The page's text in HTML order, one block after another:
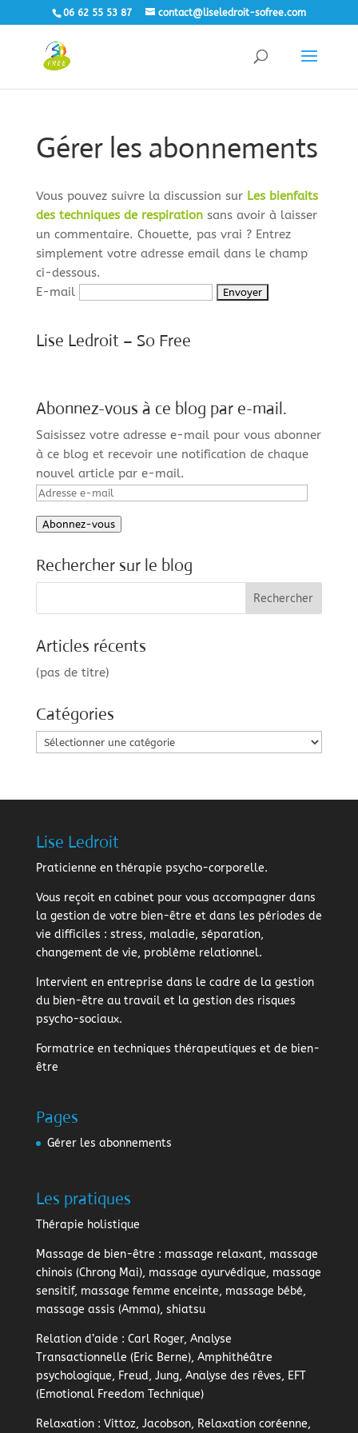
06 62 55 53 87 contact@liseledroit-sofree.com
Gérer les abonnements
Vous pouvez suivre la discussion sur Les bienfaits
des techniques de respirationsans avoir à laisser
un commentaire. Chouette, pas vrai ? Entrez
simplement votre adresse email dans le champ
ci-dessous.
E-mail
Lise Ledroit – So Free
Abonnez-vous à ce blog par e-mail.
Saisissez votre adresse e-mail pour vous abonner
à ce blog et recevoir une notification de chaque
nouvel article par e-mail.
Adresse
mail
Abonnez-vous
Rechercher sur le blog
Articles récents
(pas de titre)
Catégories
Catégories
Lise Ledroit
Praticienne en thérapie psycho-corporelle.
Vous reçoit en cabinet pour vous accompagner dans
la gestion de votre bien-être et dans les périodes de
vie difficiles : stress, maladie, séparation,
changement de vie, problème relationnel.
Intervient en entreprise dans le cadre de la gestion
du bien-être au travail et la gestion des risques
psycho-sociaux.
Formatrice en techniques thérapeutiques et de bien-
être
Pages
Gérer les abonnements
Les pratiques
Thérapie holistique
Massage de bien-être : massage relaxant, massage
chinois (Chrong Mai), massage ayurvédique, massage
sensitif, massage femme enceinte, massage bébé,
massage assis (Amma), shiatsu
Relation d’aide : Carl Roger, Analyse
Transactionnelle (Eric Berne), Amphithéâtre
psychologique, Freud, Jung, Analyse des rêves, EFT
(Emotional Freedom Technique)
Relaxation: Vittoz, Jacobson, Relaxation coréenne,